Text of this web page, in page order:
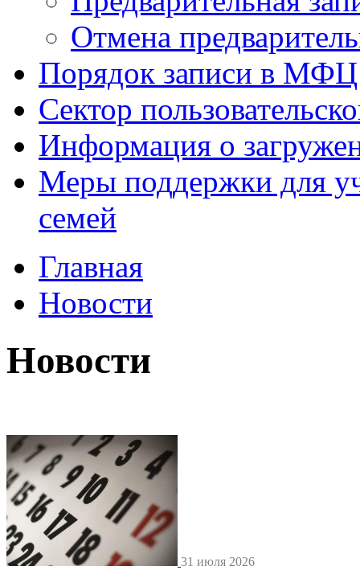
Отмена
Порядок записи в МФЦ
Сектор
Информация о
Меры поддержки для
семей
Главная
Новости
Новости
31 июля 2026